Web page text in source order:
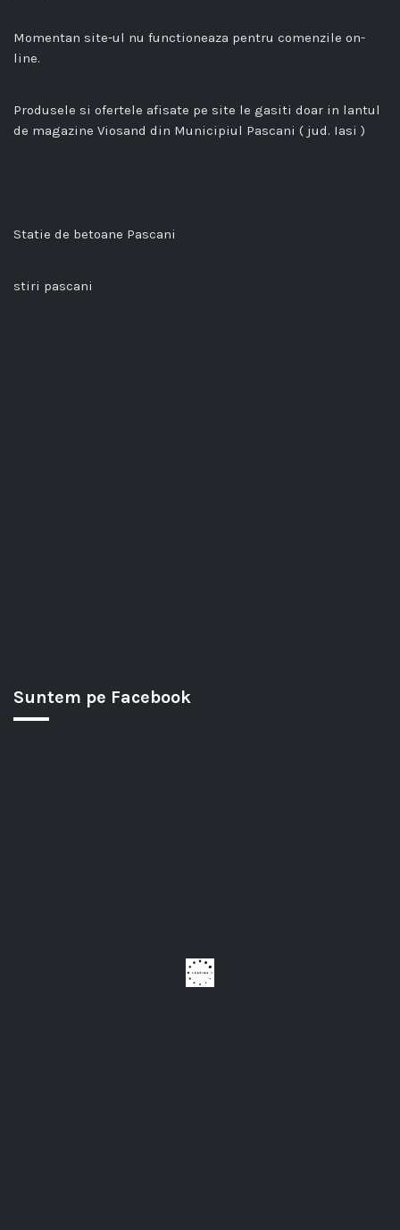
Momentan site-ul nu functioneaza pentru comenzile on-
line.
Produsele si ofertele afisate pe site le gasiti doar in lantul
de magazine Viosand din Municipiul Pascani ( jud. Iasi )
Statie de betoane Pascani
stiri pascani
Suntem pe Facebook